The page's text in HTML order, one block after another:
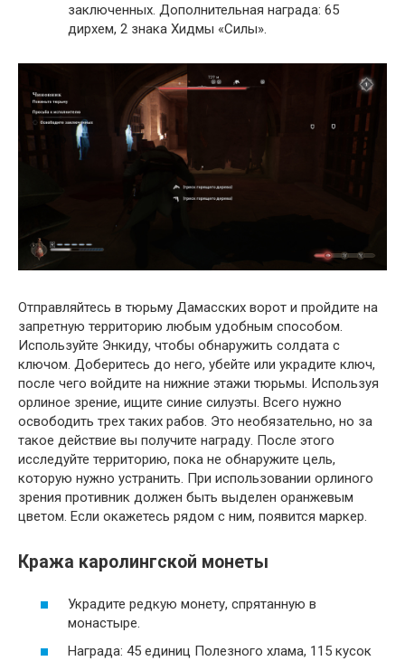
заключенных. Дополнительная награда: 65
дирхем, 2 знака Хидмы «Силы».
Отправляйтесь в тюрьму Дамасских ворот и пройдите на
запретную территорию любым удобным способом.
Используйте Энкиду, чтобы обнаружить солдата с
ключом. Доберитесь до него, убейте или украдите ключ,
после чего войдите на нижние этажи тюрьмы. Используя
орлиное зрение, ищите синие силуэты. Всего нужно
освободить трех таких рабов. Это необязательно, но за
такое действие вы получите награду. После этого
исследуйте территорию, пока не обнаружите цель,
которую нужно устранить. При использовании орлиного
зрения противник должен быть выделен оранжевым
цветом. Если окажетесь рядом с ним, появится маркер.
Кража каролингской монеты
Украдите редкую монету, спрятанную в
монастыре.
Награда: 45 единиц Полезного хлама, 115 кусок